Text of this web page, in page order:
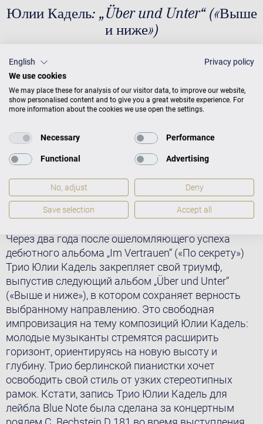
Юлии Кадель: „Über und Unter“ («Выше
и ниже»)
Через два года после ошеломляющего успеха
дебютного альбома „Im Vertrauen“ («По секрету»)
Трио Юлии Кадель закрепляет свой триумф,
выпустив следующий альбом „Über und Unter“
(«Выше и ниже»), в котором сохраняет верность
выбранному направлению. Это свободная
импровизация на тему композиций Юлии Кадель:
молодые музыканты стремятся расширить
горизонт, ориентируясь на новую высоту и
глубину. Трио берлинской пианистки хочет
oсвободить свой стиль от узких стереотипных
рамок. Кстати, запись Трио Юлии Кадель для
лейбла Blue Note была сделана за концертным
English
Privacy policy
We use cookies
We may place these for analysis of our visitor data, to improve our website,
show personalised content and to give you a great website experience. For
more information about the cookies we use open the settings.
Necessary Performance
Functional Advertising
No, adjust Deny
Save selection Accept all